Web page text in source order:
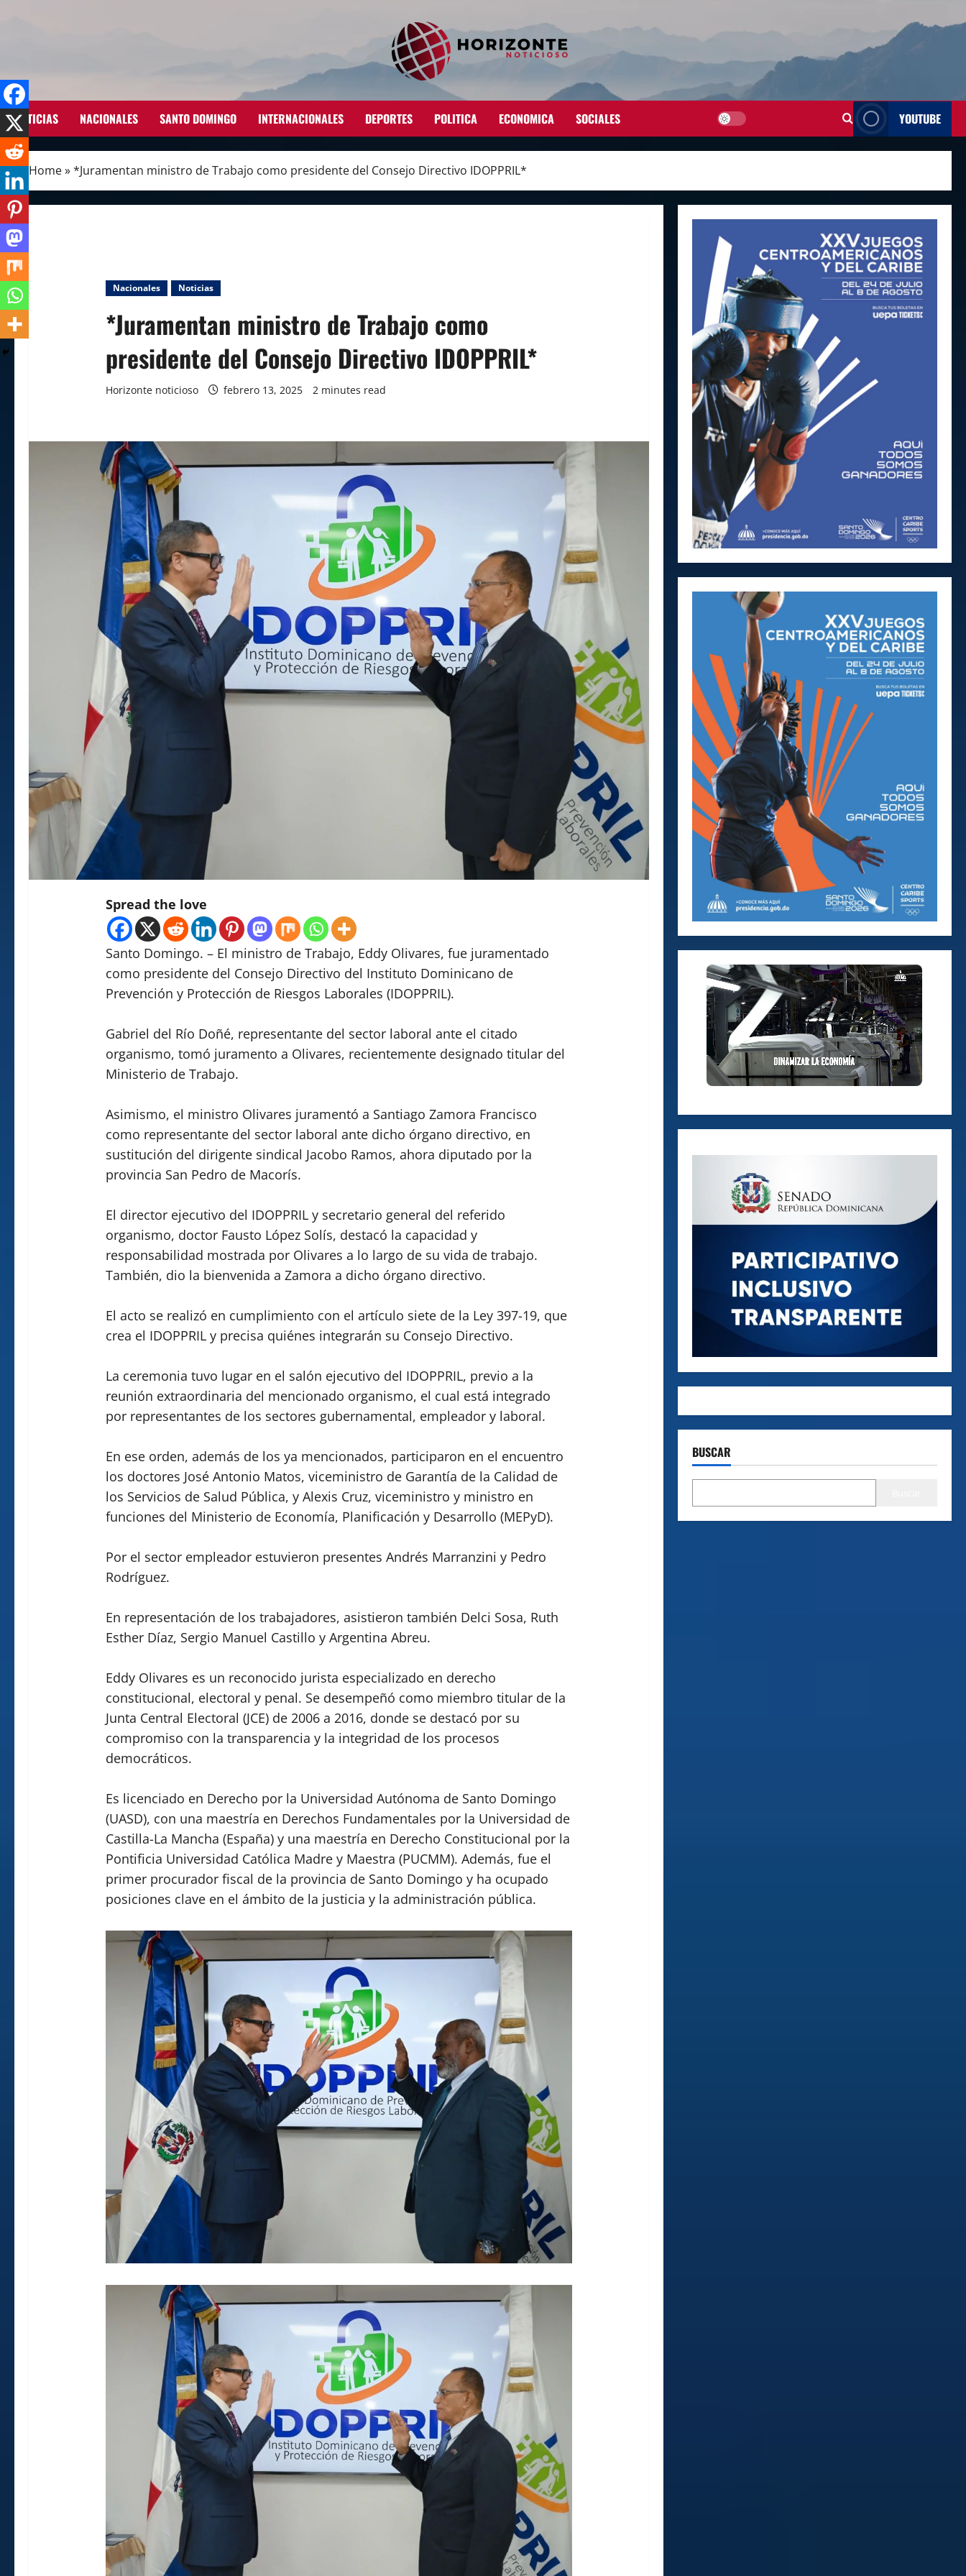
NOTICIAS NACIONALES SANTO DOMINGO INTERNACIONALES DEPORTES POLITICA ECONOMICA SOCIALES YOUTUBE
Home»*Juramentan ministro de Trabajo como presidente del Consejo Directivo IDOPPRIL*
Nacionales Noticias
*Juramentan ministro de Trabajo como
presidente del Consejo Directivo IDOPPRIL*
Horizonte noticioso febrero 13, 2025 2 minutes read
Spread the love
Santo Domingo. – El ministro de Trabajo, Eddy Olivares, fue juramentado
como presidente del Consejo Directivo del Instituto Dominicano de
Prevención y Protección de Riesgos Laborales (IDOPPRIL).
Gabriel del Río Doñé, representante del sector laboral ante el citado
organismo, tomó juramento a Olivares, recientemente designado titular del
Ministerio de Trabajo.
Asimismo, el ministro Olivares juramentó a Santiago Zamora Francisco
como representante del sector laboral ante dicho órgano directivo, en
sustitución del dirigente sindical Jacobo Ramos, ahora diputado por la
provincia San Pedro de Macorís.
El director ejecutivo del IDOPPRIL y secretario general del referido
organismo, doctor Fausto López Solís, destacó la capacidad y
responsabilidad mostrada por Olivares a lo largo de su vida de trabajo.
También, dio la bienvenida a Zamora a dicho órgano directivo.
El acto se realizó en cumplimiento con el artículo siete de la Ley 397-19, que
crea el IDOPPRIL y precisa quiénes integrarán su Consejo Directivo.
La ceremonia tuvo lugar en el salón ejecutivo del IDOPPRIL, previo a la
reunión extraordinaria del mencionado organismo, el cual está integrado
por representantes de los sectores gubernamental, empleador y laboral.
En ese orden, además de los ya mencionados, participaron en el encuentro
los doctores José Antonio Matos, viceministro de Garantía de la Calidad de
los Servicios de Salud Pública, y Alexis Cruz, viceministro y ministro en
funciones del Ministerio de Economía, Planificación y Desarrollo (MEPyD).
Por el sector empleador estuvieron presentes Andrés Marranzini y Pedro
Rodríguez.
En representación de los trabajadores, asistieron también Delci Sosa, Ruth
Esther Díaz, Sergio Manuel Castillo y Argentina Abreu.
Eddy Olivares es un reconocido jurista especializado en derecho
constitucional, electoral y penal. Se desempeñó como miembro titular de la
Junta Central Electoral (JCE) de 2006 a 2016, donde se destacó por su
compromiso con la transparencia y la integridad de los procesos
democráticos.
Es licenciado en Derecho por la Universidad Autónoma de Santo Domingo
(UASD), con una maestría en Derechos Fundamentales por la Universidad de
Castilla-La Mancha (España) y una maestría en Derecho Constitucional por la
Pontificia Universidad Católica Madre y Maestra (PUCMM). Además, fue el
primer procurador fiscal de la provincia de Santo Domingo y ha ocupado
posiciones clave en el ámbito de la justicia y la administración pública.
BUSCAR